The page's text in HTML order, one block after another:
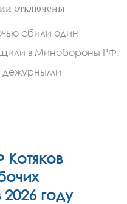
к
записи
Над
Ростовской
областью
ночью
сбили
один
отключены
сбили один
в Минобороны РФ.
дежурными
году